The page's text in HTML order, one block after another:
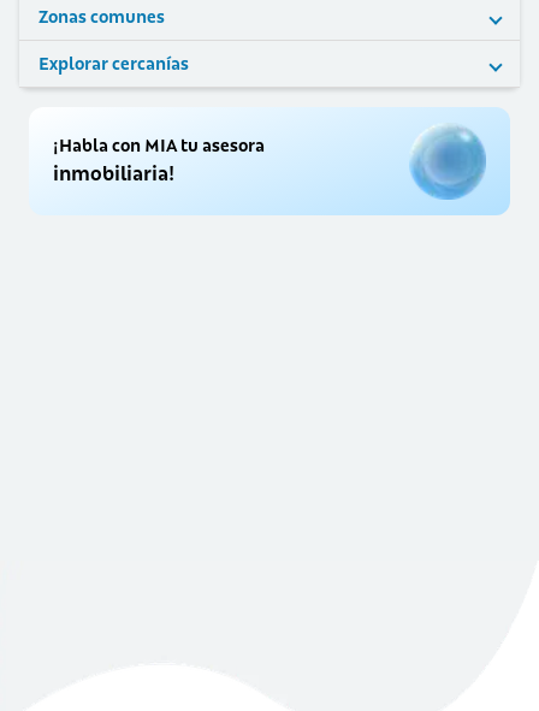
Zonas comunes
Explorar cercanías
¡Habla con MIA tu asesora
inmobiliaria!